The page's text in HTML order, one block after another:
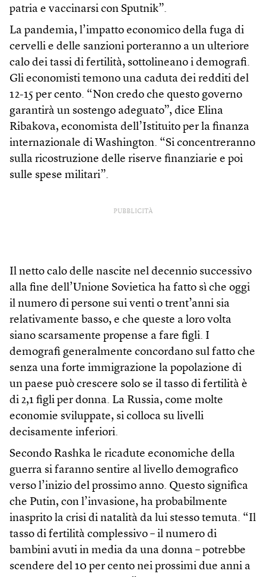
patria e vaccinarsi con Sputnik”.
La pandemia, l’impatto economico della fuga di
cervelli e delle sanzioni porteranno a un ulteriore
calo dei tassi di fertilità, sottolineano i demografi.
Gli economisti temono una caduta dei redditi del
12-15 per cento. “Non credo che questo governo
garantirà un sostengo adeguato”, dice Elina
Ribakova, economista dell’Istituito per la finanza
internazionale di Washington. “Si concentreranno
sulla ricostruzione delle riserve finanziarie e poi
sulle spese militari”.
PUBBLICITÀ
Il netto calo delle nascite nel decennio successivo
alla fine dell’Unione Sovietica ha fatto sì che oggi
il numero di persone sui venti o trent’anni sia
relativamente basso, e che queste a loro volta
siano scarsamente propense a fare figli. I
demografi generalmente concordano sul fatto che
senza una forte immigrazione la popolazione di
un paese può crescere solo se il tasso di fertilità è
di 2,1 figli per donna. La Russia, come molte
economie sviluppate, si colloca su livelli
decisamente inferiori.
Secondo Rashka le ricadute economiche della
guerra si faranno sentire al livello demografico
verso l’inizio del prossimo anno. Questo significa
che Putin, con l’invasione, ha probabilmente
inasprito la crisi di natalità da lui stesso temuta. “Il
tasso di fertilità complessivo – il numero di
bambini avuti in media da una donna – potrebbe
scendere del 10 per cento nei prossimi due anni a